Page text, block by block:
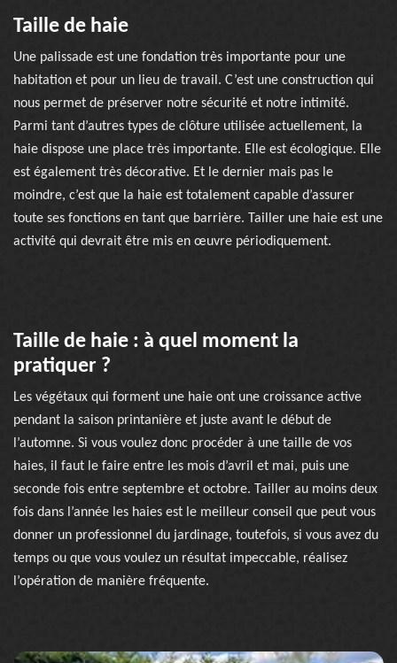
Taille de haie
Une palissade est une fondation très importante pour une
habitation et pour un lieu de travail. C’est une construction qui
nous permet de préserver notre sécurité et notre intimité.
Parmi tant d’autres types de clôture utilisée actuellement, la
haie dispose une place très importante. Elle est écologique. Elle
est également très décorative. Et le dernier mais pas le
moindre, c’est que la haie est totalement capable d’assurer
toute ses fonctions en tant que barrière. Tailler une haie est une
activité qui devrait être mis en œuvre périodiquement.
Taille de haie : à quel moment la
pratiquer ?
Les végétaux qui forment une haie ont une croissance active
pendant la saison printanière et juste avant le début de
l’automne. Si vous voulez donc procéder à une taille de vos
haies, il faut le faire entre les mois d’avril et mai, puis une
seconde fois entre septembre et octobre. Tailler au moins deux
fois dans l’année les haies est le meilleur conseil que peut vous
donner un professionnel du jardinage, toutefois, si vous avez du
temps ou que vous voulez un résultat impeccable, réalisez
l’opération de manière fréquente.